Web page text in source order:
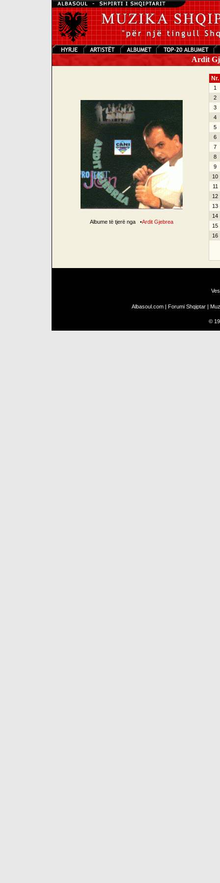
Ardit
Albume të tjerë nga •Ardit Gjebrea
Nr.
1
2
3
4
5
6
7
8
9
10
11
12
13
14
15
16
Albasoul.com | Forumi Shqiptar |
©